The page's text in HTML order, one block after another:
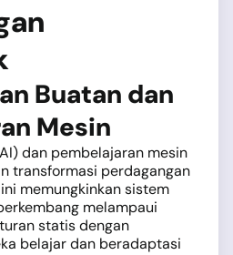
Buatan dan
Mesin
dan pembelajaran mesin
transformasi perdagangan
memungkinkan sistem
melampaui
statis dengan
belajar dan beradaptasi